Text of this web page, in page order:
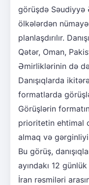
görüşdə Səudiyyə
ölkələrdən
planlaşdırılır.
Qətər, Oman,
Əmirliklərinin də
Danışıqlarda
formatlarda
Görüşlərin
prioritetin ehtimal
almaq və
Bu görüş,
ayındakı 12
İran rəsmiləri